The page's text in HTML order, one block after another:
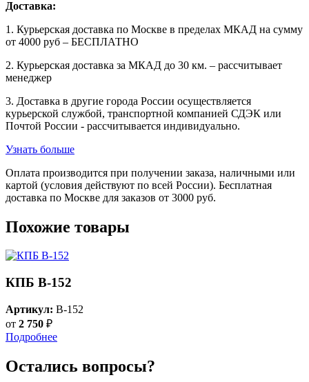
Доставка:
1. Курьерская доставка по Москве в пределах МКАД на сумму
от 4000 руб – БЕСПЛАТНО
2. Курьерская доставка за МКАД до 30 км. – рассчитывает
менеджер
3. Доставка в другие города России осуществляется
курьерской службой, транспортной компанией СДЭК или
Почтой России - рассчитывается индивидуально.
Узнать больше
Оплата производится при получении заказа, наличными или
картой (условия действуют по всей России). Бесплатная
доставка по Москве для заказов от 3000 руб.
Похожие товары
КПБ B-152
Артикул: B-152
от 2 750 ₽
Подробнее
Остались вопросы?